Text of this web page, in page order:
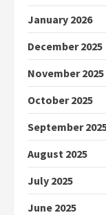
January 2026
December 2025
November 2025
October 2025
September
August 2025
July 2025
June 2025